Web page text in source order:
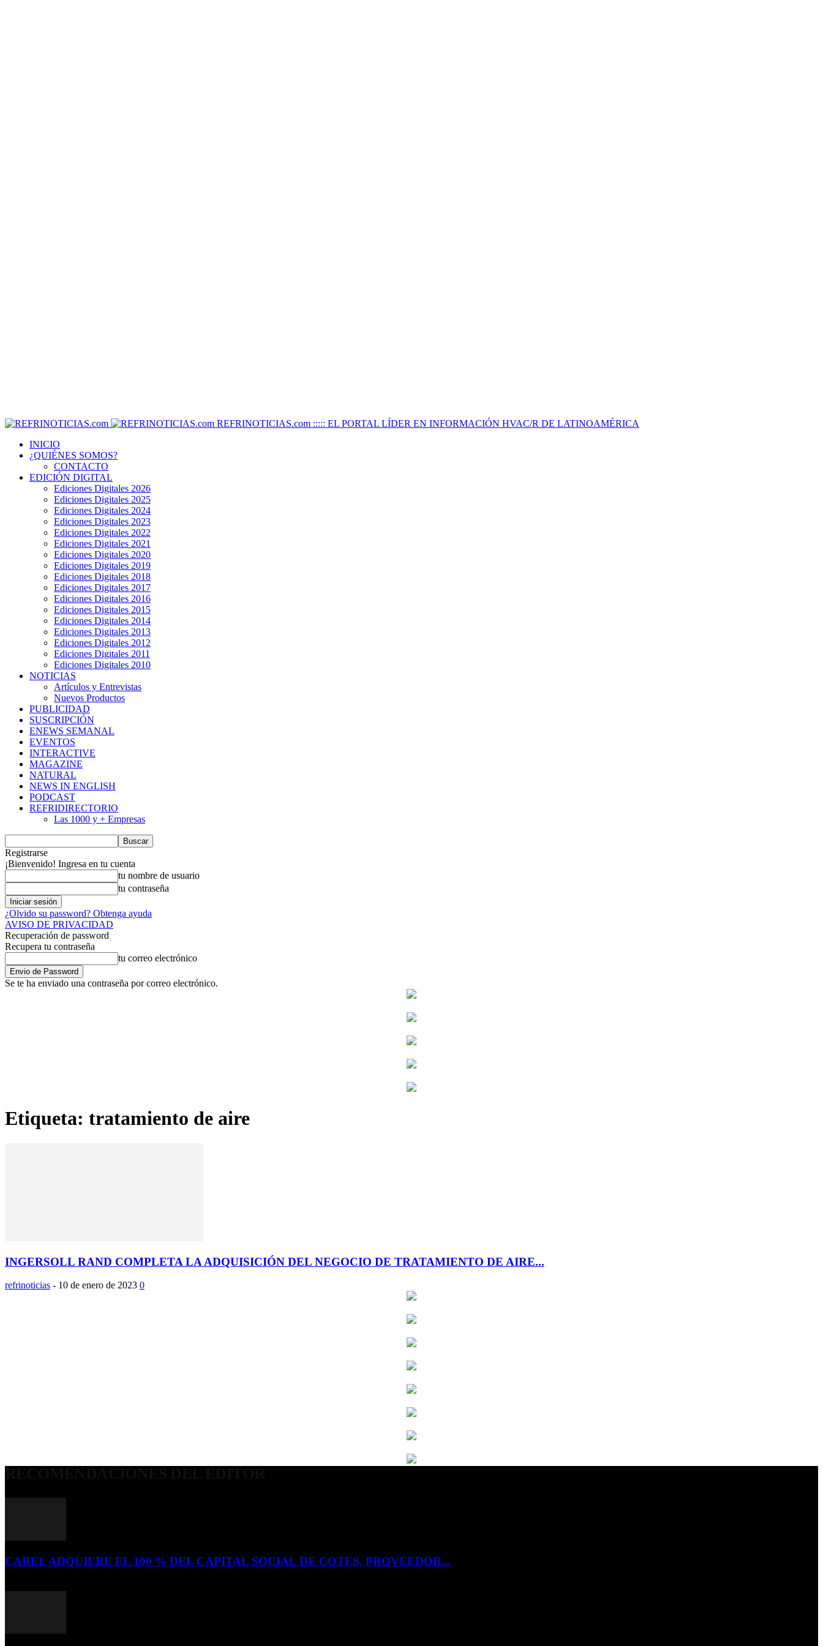
REFRINOTICIAS.com ::::: EL PORTAL LÍDER EN INFORMACIÓN HVAC/R DE LATINOAMÉRICA
INICIO
¿QUIÉNES SOMOS?
CONTACTO
EDICIÓN DIGITAL
Ediciones Digitales 2026
Ediciones Digitales 2025
Ediciones Digitales 2024
Ediciones Digitales 2023
Ediciones Digitales 2022
Ediciones Digitales 2021
Ediciones Digitales 2020
Ediciones Digitales 2019
Ediciones Digitales 2018
Ediciones Digitales 2017
Ediciones Digitales 2016
Ediciones Digitales 2015
Ediciones Digitales 2014
Ediciones Digitales 2013
Ediciones Digitales 2012
Ediciones Digitales 2011
Ediciones Digitales 2010
NOTICIAS
Artículos y Entrevistas
Nuevos Productos
PUBLICIDAD
SUSCRIPCIÓN
ENEWS SEMANAL
EVENTOS
INTERACTIVE
MAGAZINE
NATURAL
NEWS IN ENGLISH
PODCAST
REFRIDIRECTORIO
Las 1000 y + Empresas
Registrarse
¡Bienvenido! Ingresa en tu cuenta
tu nombre de usuario
tu contraseña
¿Olvido su password? Obtenga ayuda
AVISO DE PRIVACIDAD
Recuperación de password
Recupera tu contraseña
tu correo electrónico
Se te ha enviado una contraseña por correo electrónico.
Etiqueta: tratamiento de aire
INGERSOLL RAND COMPLETA LA ADQUISICIÓN DEL NEGOCIO DE TRATAMIENTO DE AIRE...
refrinoticias - 10 de enero de 2023 0
CAREL ADQUIERE EL 100 % DEL CAPITAL SOCIAL DE COTES, PROVEEDOR...